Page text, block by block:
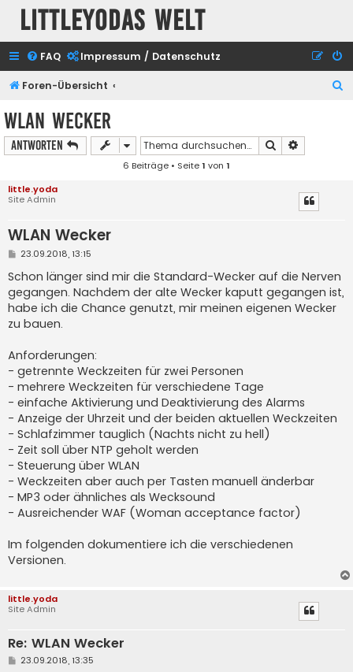
Littleyodas Welt
FAQ Impressum / Datenschutz
Foren-Übersicht
WLAN Wecker
Antworten Suche
6 Beiträge • Seite1 von 1
little.yoda
Site Admin
WLAN Wecker
B
i
t
r
a
g
23.09.2018, 13:15
Schon länger sind mir die Standard-Wecker auf die Nerven
gegangen. Nachdem der alte Wecker kaputt gegangen ist,
habe ich die Chance genutzt, mir meinen eigenen Wecker
zu bauen.
Anforderungen:
- getrennte Weckzeiten für zwei Personen
- mehrere Weckzeiten für verschiedene Tage
- einfache Aktivierung und Deaktivierung des Alarms
- Anzeige der Uhrzeit und der beiden aktuellen Weckzeiten
- Schlafzimmer tauglich (Nachts nicht zu hell)
- Zeit soll über NTP geholt werden
- Steuerung über WLAN
- Weckzeiten aber auch per Tasten manuell änderbar
- MP3 oder ähnliches als Wecksound
- Ausreichender WAF (Woman acceptance factor)
Im folgenden dokumentiere ich die verschiedenen
Versionen.
little.yoda
Site Admin
Re: WLAN Wecker
B23.09.2018, 13:35